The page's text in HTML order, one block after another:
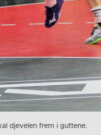
djevelen frem i guttene.